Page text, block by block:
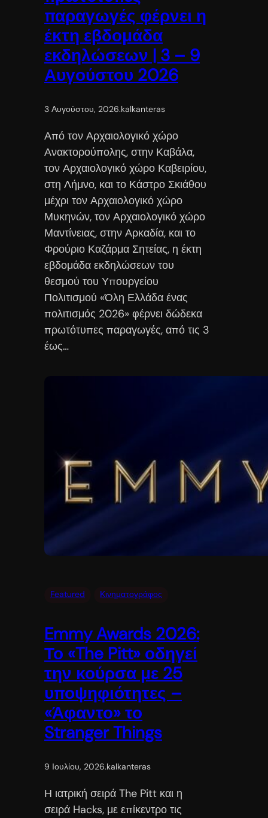
παραγωγές φέρνει η
έκτη εβδομάδα
εκδηλώσεων | 3 – 9
Αυγούστου 2026
3 Αυγούστου, 2026.kalkanteras
Από τον Αρχαιολογικό χώρο
Ανακτορούπολης, στην Καβάλα,
τον Αρχαιολογικό χώρο Καβειρίου,
στη Λήμνο, και το Κάστρο Σκιάθου
μέχρι τον Αρχαιολογικό χώρο
Μυκηνών, τον Αρχαιολογικό χώρο
Μαντίνειας, στην Αρκαδία, και το
Φρούριο Καζάρμα Σητείας, η έκτη
εβδομάδα εκδηλώσεων του
θεσμού του Υπουργείου
Πολιτισμού «Όλη Ελλάδα ένας
πολιτισμός 2026» φέρνει δώδεκα
πρωτότυπες παραγωγές, από τις 3
έως…
Featured Κινηματογράφος
Emmy Awards 2026:
Το «The Pitt» οδηγεί
την κούρσα με 25
υποψηφιότητες –
«Άφαντο» το
Stranger Things
9 Ιουλίου, 2026.kalkanteras
Η ιατρική σειρά The Pitt και η
σειρά Hacks, με επίκεντρο τις